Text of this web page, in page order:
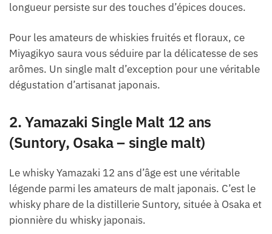
longueur persiste sur des touches d’épices douces.
Pour les amateurs de whiskies fruités et floraux, ce
Miyagikyo saura vous séduire par la délicatesse de ses
arômes. Un single malt d’exception pour une véritable
dégustation d’artisanat japonais.
2. Yamazaki Single Malt 12 ans
(Suntory, Osaka – single malt)
Le whisky Yamazaki 12 ans d’âge est une véritable
légende parmi les amateurs de malt japonais. C’est le
whisky phare de la distillerie Suntory, située à Osaka et
pionnière du whisky japonais.